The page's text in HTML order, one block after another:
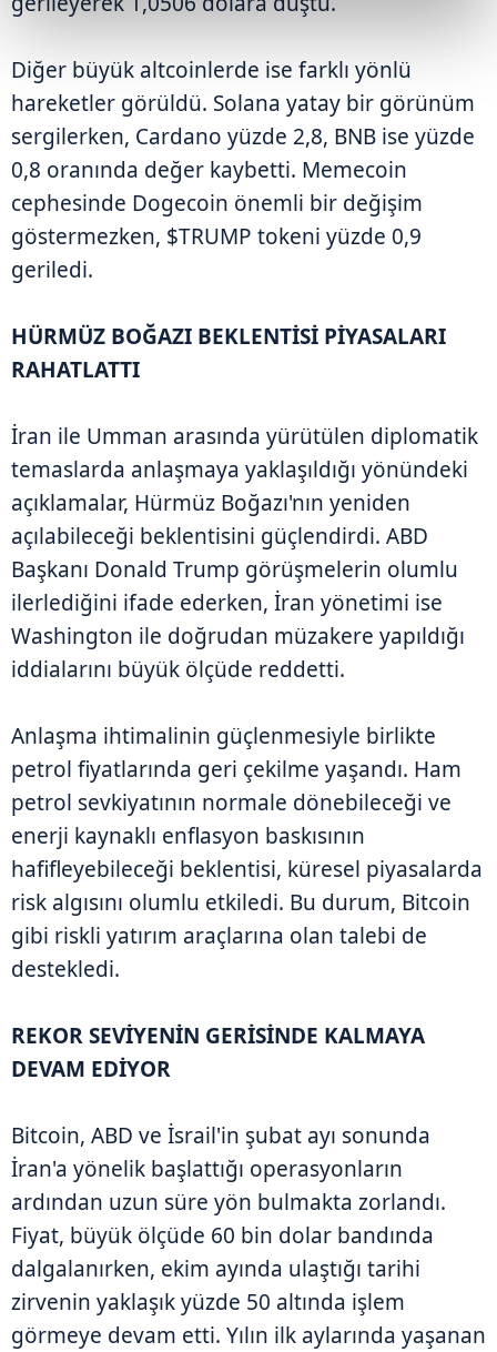
Diğer büyük altcoinlerde ise farklı yönlü
hareketler görüldü. Solana yatay bir görünüm
sergilerken, Cardano yüzde 2,8, BNB ise yüzde
0,8 oranında değer kaybetti. Memecoin
cephesinde Dogecoin önemli bir değişim
göstermezken, $TRUMP tokeni yüzde 0,9
geriledi.
HÜRMÜZ BOĞAZI BEKLENTİSİ PİYASALARI
RAHATLATTI
İran ile Umman arasında yürütülen diplomatik
temaslarda anlaşmaya yaklaşıldığı yönündeki
açıklamalar, Hürmüz Boğazı'nın yeniden
açılabileceği beklentisini güçlendirdi. ABD
Başkanı Donald Trump görüşmelerin olumlu
ilerlediğini ifade ederken, İran yönetimi ise
Washington ile doğrudan müzakere yapıldığı
iddialarını büyük ölçüde reddetti.
Anlaşma ihtimalinin güçlenmesiyle birlikte
petrol fiyatlarında geri çekilme yaşandı. Ham
petrol sevkiyatının normale dönebileceği ve
enerji kaynaklı enflasyon baskısının
hafifleyebileceği beklentisi, küresel piyasalarda
risk algısını olumlu etkiledi. Bu durum, Bitcoin
gibi riskli yatırım araçlarına olan talebi de
destekledi.
REKOR SEVİYENİN GERİSİNDE KALMAYA
DEVAM EDİYOR
Bitcoin, ABD ve İsrail'in şubat ayı sonunda
İran'a yönelik başlattığı operasyonların
ardından uzun süre yön bulmakta zorlandı.
Fiyat, büyük ölçüde 60 bin dolar bandında
dalgalanırken, ekim ayında ulaştığı tarihi
zirvenin yaklaşık yüzde 50 altında işlem
görmeye devam etti. Yılın ilk aylarında yaşanan